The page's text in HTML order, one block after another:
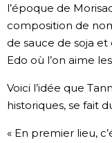
l’époque de
composition de
de sauce de soja
Edo où l’on aime
Voici l’idée que
historiques, se fait
« En premier lieu,